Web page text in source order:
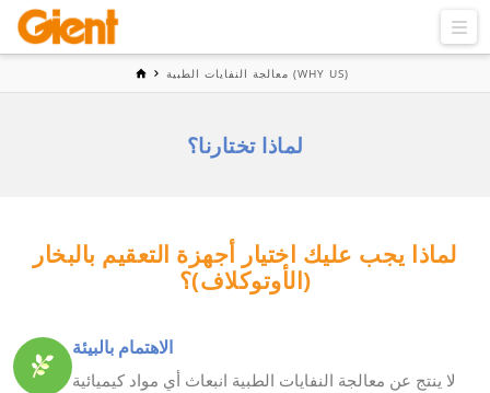
معالجة النفايات الطبية (WHY US)
لماذا تختارنا؟
لماذا يجب عليك اختيار أجهزة التعقيم بالبخار
(الأوتوكلاف)؟
الاهتمام بالبيئة
لا ينتج عن معالجة النفايات الطبية انبعاث أي مواد كيميائية